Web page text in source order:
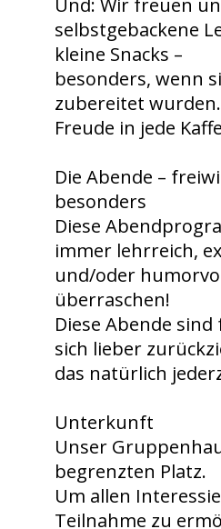
selbstgebackene
kleine Snacks –
besonders, wenn
zubereitet
Freude in jede
Die Abende –
besonders
Diese
immer lehrreich,
und/oder
überraschen!
Diese Abende
sich lieber
das natürlich
Unterkunft
Unser
begrenzten Platz.
Um allen
Teilnahme zu